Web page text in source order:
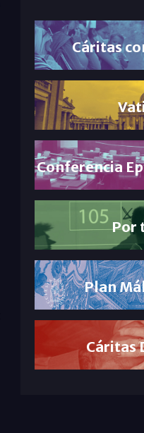
Cáritas
Conferencia
Por
Plan
Cáritas